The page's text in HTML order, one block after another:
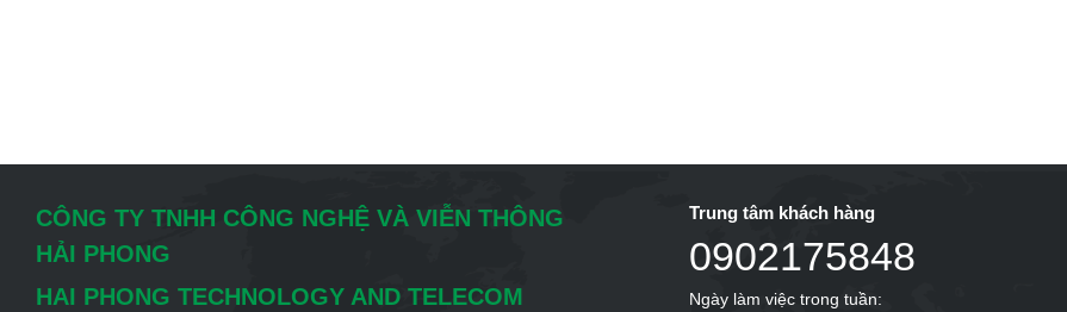
CÔNG TY TNHH CÔNG NGHỆ VÀ VIỄN THÔNG
HẢI PHONG
HAI PHONG TECHNOLOGY AND TELECOM
Trung tâm khách hàng
0902175848
Ngày làm việc trong tuần: